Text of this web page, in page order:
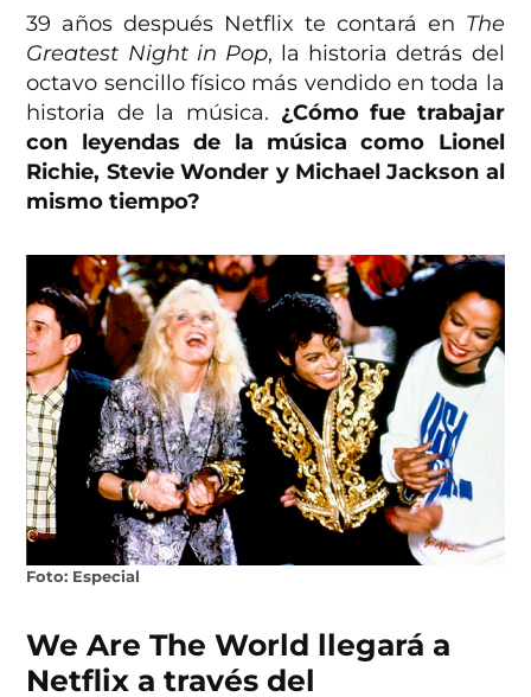
39 años después Netflix te contará en The
Greatest Night in Pop, la historia detrás del
octavo sencillo físico más vendido en toda la
historia de la música. ¿Cómo fue trabajar
con leyendas de la música como Lionel
Richie, Stevie Wonder y Michael Jackson al
mismo tiempo?
Foto: Especial
We Are The World llegará a
Netflix a través del